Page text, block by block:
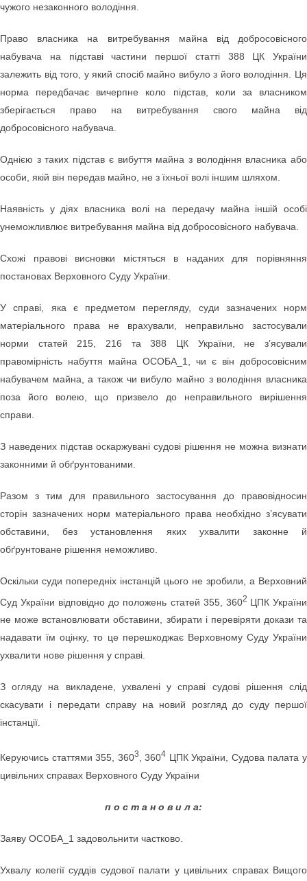
чужого незаконного володіння.
Право власника на витребування майна від добросовісного
набувача на підставі частини першої статті 388 ЦК України
залежить від того, у який спосіб майно вибуло з його володіння. Ця
норма передбачає вичерпне коло підстав, коли за власником
зберігається право на витребування свого майна від
добросовісного набувача.
Однією з таких підстав є вибуття майна з володіння власника або
особи, якій він передав майно, не з їхньої волі іншим шляхом.
Наявність у діях власника волі на передачу майна іншій особі
унеможливлює витребування майна від добросовісного набувача.
Схожі правові висновки містяться в наданих для порівняння
постановах Верховного Суду України.
У справі, яка є предметом перегляду, суди зазначених норм
матеріального права не врахували, неправильно застосували
норми статей 215, 216 та 388 ЦК України, не з’ясували
правомірність набуття майна ОСОБА_1, чи є він добросовісним
набувачем майна, а також чи вибуло майно з володіння власника
поза його волею, що призвело до неправильного вирішення
справи.
З наведених підстав оскаржувані судові рішення не можна визнати
законними й обґрунтованими.
Разом з тим для правильного застосування до правовідносин
сторін зазначених норм матеріального права необхідно з’ясувати
обставини, без установлення яких ухвалити законне й
обґрунтоване рішення неможливо.
Оскільки суди попередніх інстанцій цього не зробили, а Верховний
Суд України відповідно до положень статей 355, 3602 ЦПК України
не може встановлювати обставини, збирати і перевіряти докази та
надавати їм оцінку, то це перешкоджає Верховному Суду України
ухвалити нове рішення у справі.
З огляду на викладене, ухвалені у справі судові рішення слід
скасувати і передати справу на новий розгляд до суду першої
інстанції.
Керуючись статтями 355, 3603 , 3604 ЦПК України, Судова палата у
цивільних справах Верховного Суду України
п о с т а н о в и л а:
Заяву ОСОБА_1 задовольнити частково.
Ухвалу колегії суддів судової палати у цивільних справах Вищого